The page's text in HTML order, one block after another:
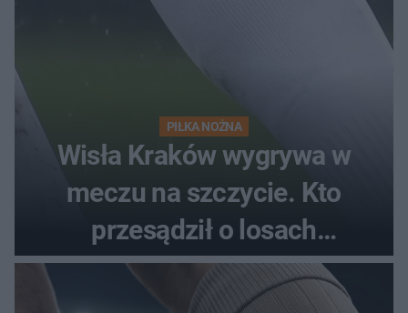
PIŁKA NOŻNA
Wisła Kraków wygrywa w
meczu na szczycie. Kto
przesądził o losach
spotkania?